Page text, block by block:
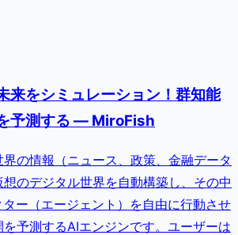
来をシミュレーション！群知能
予測する — MiroFish
の情報（ニュース、政策、金融データ
のデジタル世界を自動構築し、その中
ー（エージェント）を自由に行動させ
予測するAIエンジンです。ユーザーは